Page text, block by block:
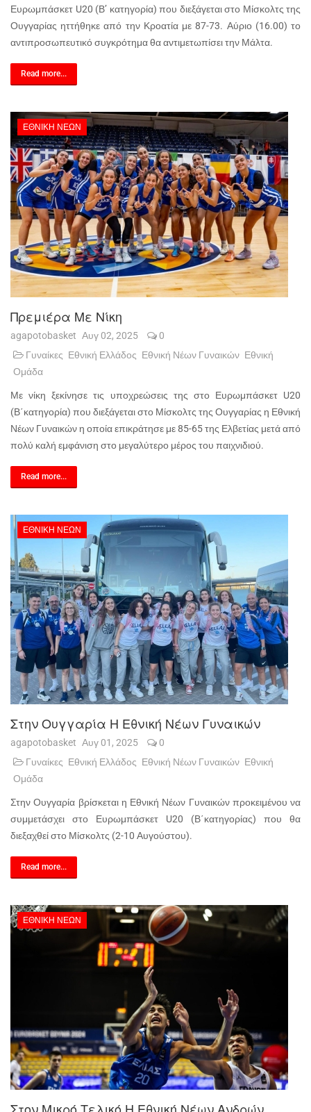
Ευρωμπάσκετ U20 (Β’ κατηγορία) που διεξάγεται στο Μίσκολτς της
Ουγγαρίας ηττήθηκε από την Κροατία με 87-73. Αύριο (16.00) το
αντιπροσωπευτικό συγκρότημα θα αντιμετωπίσει την Μάλτα.
Read more...
ΕΘΝΙΚΉ ΝΈΩΝ
Πρεμιέρα Με Νίκη
agapotobasket Αυγ 02, 2025
0
Γυναίκες Εθνική Ελλάδος Εθνική Νέων Γυναικών Εθνική
Ομάδα
Με νίκη ξεκίνησε τις υποχρεώσεις της στο Ευρωμπάσκετ U20
(Β΄κατηγορία) που διεξάγεται στο Μίσκολτς της Ουγγαρίας η Εθνική
Νέων Γυναικών η οποία επικράτησε με 85-65 της Ελβετίας μετά από
πολύ καλή εμφάνιση στο μεγαλύτερο μέρος του παιχνιδιού.
Read more...
ΕΘΝΙΚΉ ΝΈΩΝ
Στην Ουγγαρία Η Εθνική Νέων Γυναικών
agapotobasket Αυγ 01, 2025
0
Γυναίκες Εθνική Ελλάδος Εθνική Νέων Γυναικών Εθνική
Ομάδα
Στην Ουγγαρία βρίσκεται η Εθνική Νέων Γυναικών προκειμένου να
συμμετάσχει στο Ευρωμπάσκετ U20 (Β΄κατηγορίας) που θα
διεξαχθεί στο Μίσκολτς (2-10 Αυγούστου).
Read more...
ΕΘΝΙΚΉ ΝΈΩΝ